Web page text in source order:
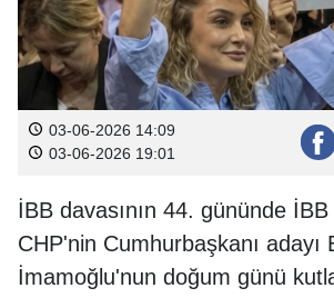
03-06-2026 14:09
03-06-2026 19:01
İBB davasının 44. gününde
CHP'nin Cumhurbaşkanı adayı
İmamoğlu'nun doğum günü